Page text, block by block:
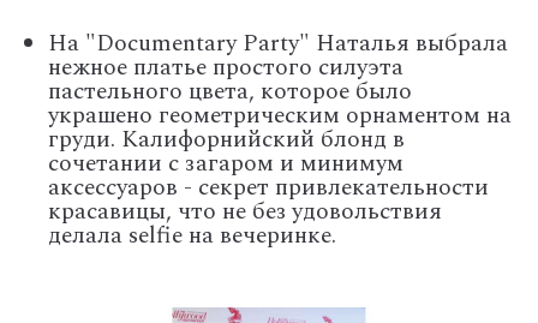
На "Documentary Party" Наталья выбрала
нежное платье простого силуэта
пастельного цвета, которое было
украшено геометрическим орнаментом на
груди. Калифорнийский блонд в
сочетании с загаром и минимум
аксессуаров - секрет привлекательности
красавицы, что не без удовольствия
делала selfie на вечеринке.